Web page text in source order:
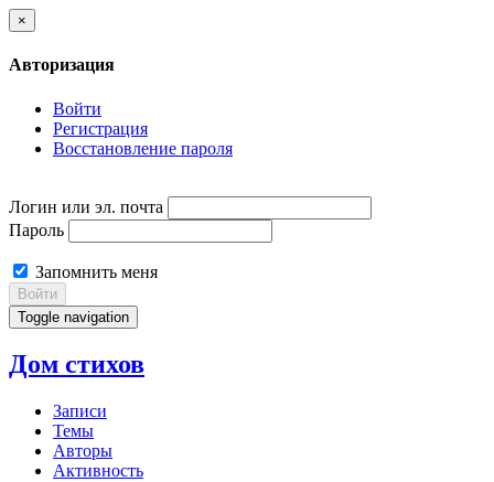
×
Авторизация
Войти
Регистрация
Восстановление пароля
Логин или эл. почта
Пароль
Запомнить меня
Войти
Toggle navigation
Дом стихов
Записи
Темы
Авторы
Активность